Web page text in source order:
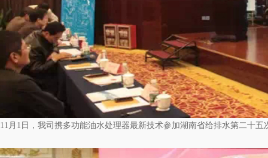
11月1日，我司携多功能油水处理器最新技术参加湖南省给排水第二十五